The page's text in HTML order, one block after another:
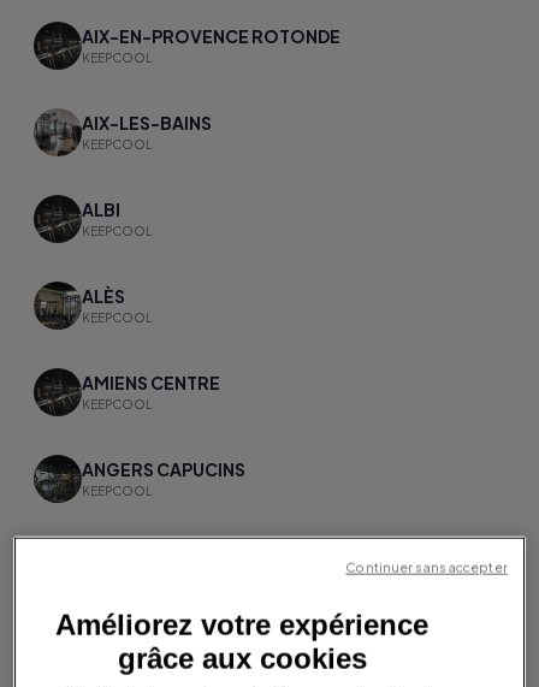
AIX-EN-PROVENCE ROTONDE
KEEPCOOL
AIX-LES-BAINS
KEEPCOOL
ALBI
KEEPCOOL
ALÈS
KEEPCOOL
AMIENS CENTRE
KEEPCOOL
ANGERS CAPUCINS
KEEPCOOL
ANNECY
KEEPCOOL
Améliorez votre expérience
grâce aux cookies
Continuer sans accepter